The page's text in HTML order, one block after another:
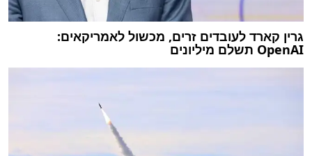
גרין קארד לעובדים זרים, מכשול לאמריקאים:
OpenAI תשלם מיליונים